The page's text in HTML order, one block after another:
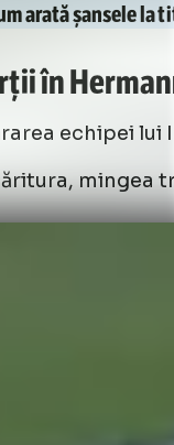
aratășansele la
în
echipei lui
mingea